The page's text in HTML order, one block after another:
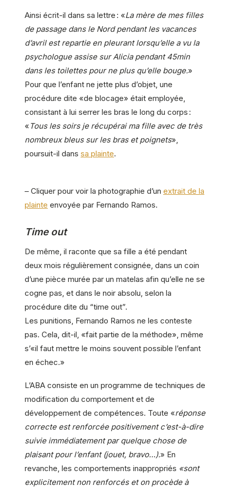
Ainsi écrit-il dans sa lettre : «La mère de mes filles
de passage dans le Nord pendant les vacances
d’avril est repartie en pleurant lorsqu’elle a vu la
psychologue assise sur Alicia pendant 45min
dans les toilettes pour ne plus qu’elle bouge.»
Pour que l’enfant ne jette plus d’objet, une
procédure dite «de blocage» était employée,
consistant à lui serrer les bras le long du corps :
« Tous les soirs je récupérai ma fille avec de très
nombreux bleus sur les bras et poignets»,
poursuit-il dans sa plainte.
– Cliquer pour voir la photographie d’un extrait de la
plainte envoyée par Fernando Ramos.
Time out
De même, il raconte que sa fille a été pendant
deux mois régulièrement consignée, dans un coin
d’une pièce murée par un matelas afin qu’elle ne se
cogne pas, et dans le noir absolu, selon la
procédure dite du “time out”.
Les punitions, Fernando Ramos ne les conteste
pas. Cela, dit-il, «fait partie de la méthode», même
s’«il faut mettre le moins souvent possible l’enfant
en échec.»
L’ABA consiste en un programme de techniques de
modification du comportement et de
développement de compétences. Toute «réponse
correcte est renforcée positivement c’est-à-dire
suivie immédiatement par quelque chose de
plaisant pour l’enfant (jouet, bravo…).» En
revanche, les comportements inappropriés «sont
explicitement non renforcés et on procède à